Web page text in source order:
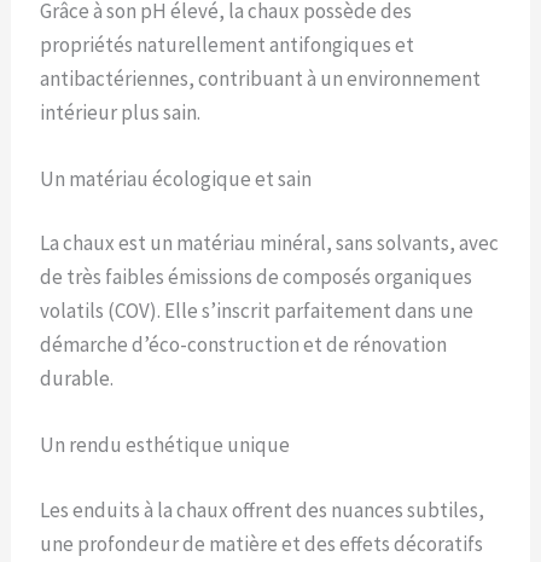
Grâce à son pH élevé, la chaux possède des
propriétés naturellement antifongiques et
antibactériennes, contribuant à un environnement
intérieur plus sain.
Un matériau écologique et sain
La chaux est un matériau minéral, sans solvants, avec
de très faibles émissions de composés organiques
volatils (COV). Elle s’inscrit parfaitement dans une
démarche d’éco-construction et de rénovation
durable.
Un rendu esthétique unique
Les enduits à la chaux offrent des nuances subtiles,
une profondeur de matière et des effets décoratifs